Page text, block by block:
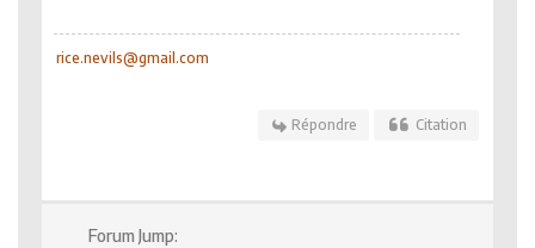
rice.nevils@gmail.com
Répondre Citation
Forum Jump: